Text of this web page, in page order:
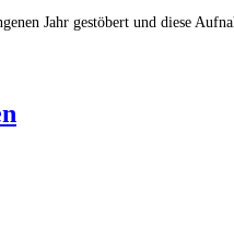
Jahr gestöbert und diese